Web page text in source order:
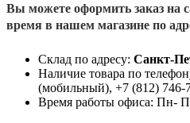
Вы можете оформить заказ на
время в нашем магазине по
Склад по адресу: Санкт-
Наличие товара по
(мобильный), +7 (812) 746-
Время работы офиса: Пн-